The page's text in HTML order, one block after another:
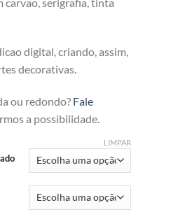
digital, criando, assim,
decorativas.
ou redondo? Fale
a possibilidade.
LIMPAR